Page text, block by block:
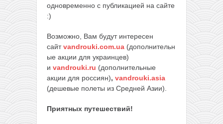
одновременно с публикацией на сайте
:)
Возможно, Вам будут интересен
сайтvandrouki.com.ua (дополнительн
ые акции для украинцев)
и vandrouki.ru (дополнительные
акции для россиян), vandrouki.asia
(дешевые полеты из Средней Азии).
Приятных путешествий!